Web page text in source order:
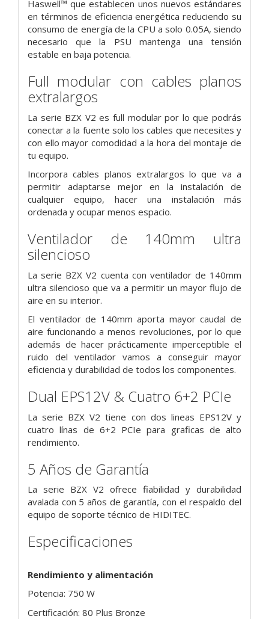
Haswell™ que establecen unos nuevos estándares
en términos de eficiencia energética reduciendo su
consumo de energía de la CPU a solo 0.05A, siendo
necesario que la PSU mantenga una tensión
estable en baja potencia.
Full modular con cables planos
extralargos
La serie BZX V2 es full modular por lo que podrás
conectar a la fuente solo los cables que necesites y
con ello mayor comodidad a la hora del montaje de
tu equipo.
Incorpora cables planos extralargos lo que va a
permitir adaptarse mejor en la instalación de
cualquier equipo, hacer una instalación más
ordenada y ocupar menos espacio.
Ventilador de 140mm ultra
silencioso
La serie BZX V2 cuenta con ventilador de 140mm
ultra silencioso que va a permitir un mayor flujo de
aire en su interior.
El ventilador de 140mm aporta mayor caudal de
aire funcionando a menos revoluciones, por lo que
además de hacer prácticamente imperceptible el
ruido del ventilador vamos a conseguir mayor
eficiencia y durabilidad de todos los componentes.
Dual EPS12V & Cuatro 6+2 PCIe
La serie BZX V2 tiene con dos lineas EPS12V y
cuatro línas de 6+2 PCIe para graficas de alto
rendimiento.
5 Años de Garantía
La serie BZX V2 ofrece fiabilidad y durabilidad
avalada con 5 años de garantía, con el respaldo del
equipo de soporte técnico de HIDITEC.
Especificaciones
Rendimiento y alimentación
Potencia: 750 W
Certificación: 80 Plus Bronze